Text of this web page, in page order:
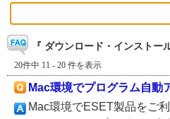
『 ダウンロード・インストー
20件中 11 - 20 件を表示
Mac環境でプログラム自動
Mac環境でESET製品をご